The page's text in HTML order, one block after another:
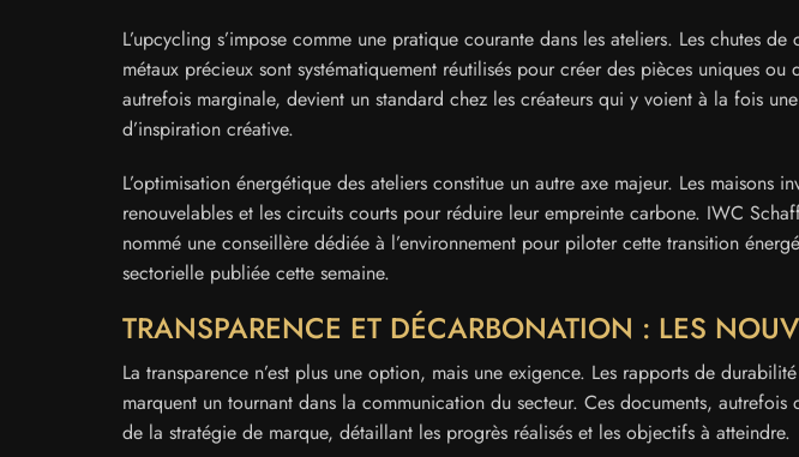
L’upcycling s’impose comme une pratique courante dans les ateliers. Les chutes
métaux précieux sont systématiquement réutilisés pour créer des pièces uniques
autrefois marginale, devient un standard chez les créateurs qui y voient à la fois
d’inspiration créative.
L’optimisation énergétique des ateliers constitue un autre axe majeur. Les maisons
renouvelables et les circuits courts pour réduire leur empreinte carbone. IWC
nommé une conseillère dédiée à l’environnement pour piloter cette transition
sectorielle publiée cette semaine.
TRANSPARENCE ET DÉCARBONATION : LES
La transparence n’est plus une option, mais une exigence. Les rapports de
marquent un tournant dans la communication du secteur. Ces documents, autrefois
de la stratégie de marque, détaillant les progrès réalisés et les objectifs à atteindre.